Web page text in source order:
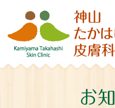
一宮の皮膚科・美容皮膚科 神山た
からお子様やお年寄りも方まで皮